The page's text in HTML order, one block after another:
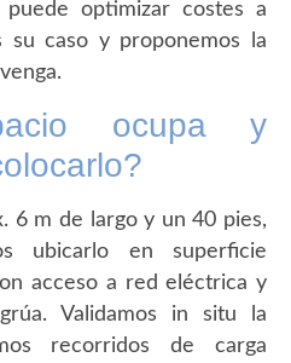
optimizar costes a
su caso y proponemos la
ocupa y
6 m de largo y un 40 pies,
ubicarlo en superficie
acceso a red eléctrica y
Validamos in situ la
recorridos de carga